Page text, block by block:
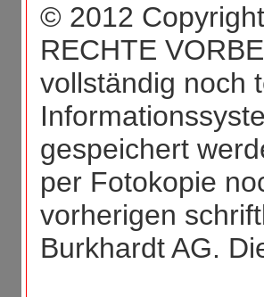
© 2012
RECHTE
vollständig noch
gespeichert
per Fotokopie
vorherigen
Burkhardt AG.